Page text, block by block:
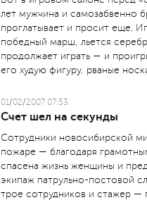
лет мужчина и самозабвенно
проглатывает и просит еще.
победный марш, льется
продолжает играть — и
его худую фигуру, рваные
01/02/2007 07:53
Счет шел на секунды
Сотрудники новосибирской
пожаре — благодаря
спасена жизнь женщины и
экипаж патрульно-постовой
трое сотрудников и стажер —